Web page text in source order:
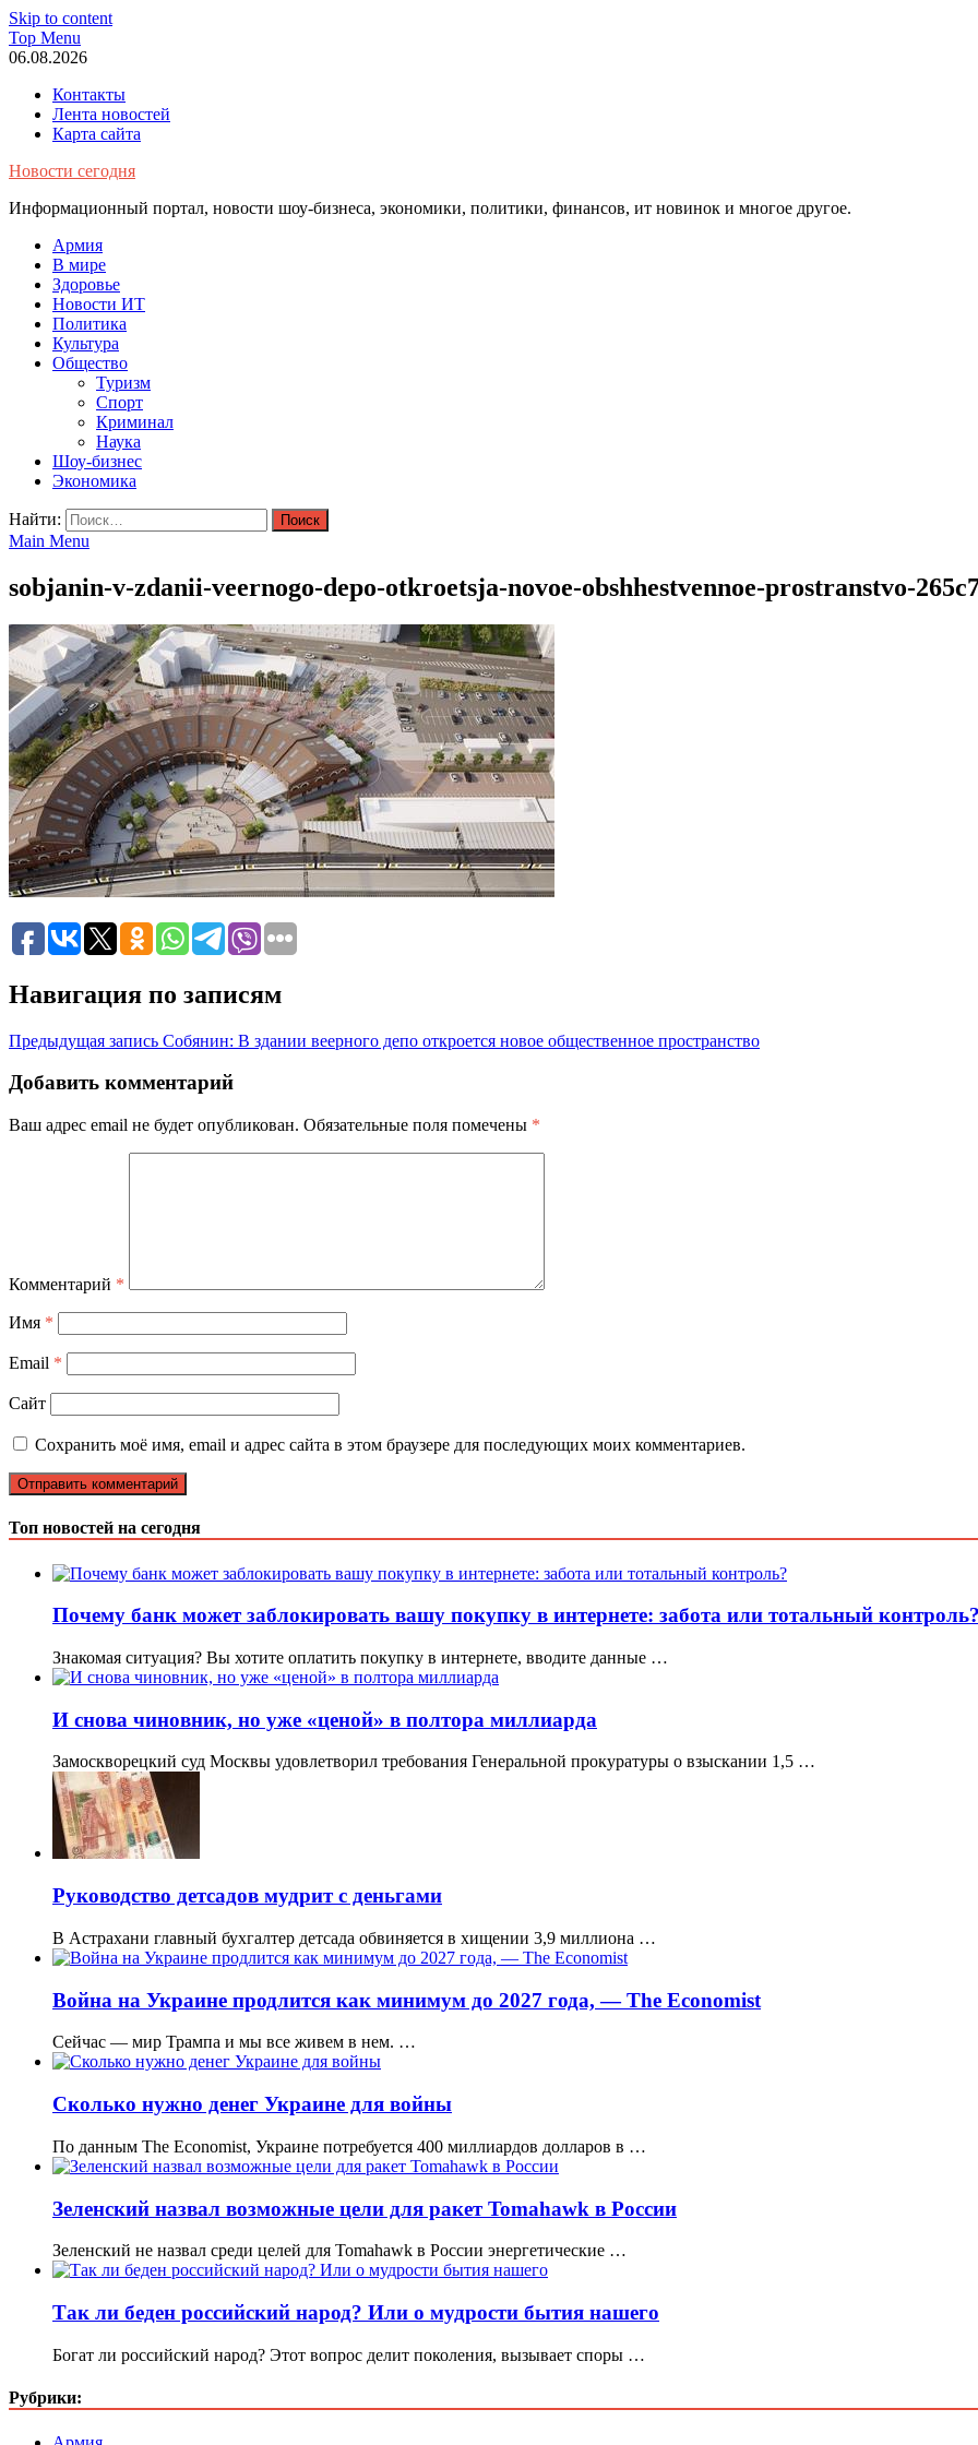
Skip to content
Top Menu
06.08.2026
Контакты
Лента новостей
Карта сайта
Новости сегодня
Информационный портал, новости шоу-бизнеса, экономики, политики, финансов, ит новинок и многое другое.
Армия
В мире
Здоровье
Новости ИТ
Политика
Культура
Общество
Туризм
Спорт
Криминал
Наука
Шоу-бизнес
Экономика
Найти:
Main Menu
sobjanin-v-zdanii-veernogo-depo-otkroetsja-novoe-obshhestvennoe-prostranstvo-
Навигация по записям
Предыдущая запись Собянин: В здании веерного депо откроется новое общественное пространство
Добавить комментарий
Ваш адрес email не будет опубликован. Обязательные поля помечены *
Комментарий *
Имя *
Email *
Сайт
Сохранить моё имя, email и адрес сайта в этом браузере для последующих моих комментариев.
Топ новостей на сегодня
Почему банк может заблокировать вашу покупку в интернете: забота или тотальный
Знакомая ситуация? Вы хотите оплатить покупку в интернете, вводите данные …
И снова чиновник, но уже «ценой» в полтора миллиарда
Замоскворецкий суд Москвы удовлетворил требования Генеральной прокуратуры о взыскании 1,5 …
Руководство детсадов мудрит с деньгами
В Астрахани главный бухгалтер детсада обвиняется в хищении 3,9 миллиона …
Война на Украине продлится как минимум до 2027 года, — The Economist
Сейчас — мир Трампа и мы все живем в нем. …
Сколько нужно денег Украине для войны
По данным The Economist, Украине потребуется 400 миллиардов долларов в …
Зеленский назвал возможные цели для ракет Tomahawk в России
Зеленский не назвал среди целей для Tomahawk в России энергетические …
Так ли беден российский народ? Или о мудрости бытия нашего
Богат ли российский народ? Этот вопрос делит поколения, вызывает споры …
Рубрики: